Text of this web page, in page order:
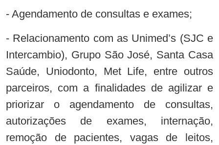
- Agendamento de consultas e exames;
- Relacionamento com as Unimed’s (SJC e
Intercambio), Grupo São José, Santa Casa
Saúde, Uniodonto, Met Life, entre outros
parceiros, com a finalidades de agilizar e
priorizar o agendamento de consultas,
autorizações de exames, internação,
remoção de pacientes, vagas de leitos,